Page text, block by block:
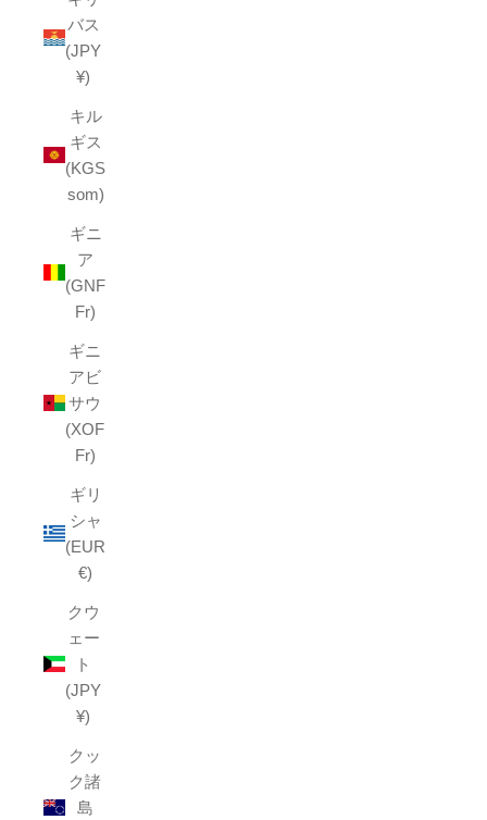
バス
(JPY
¥)
キル
ギス
(KGS
som)
ギニ
ア
(GNF
Fr)
ギニ
アビ
サウ
(XOF
Fr)
ギリ
シャ
(EUR
€)
クウ
ェー
ト
(JPY
¥)
クッ
ク諸
島